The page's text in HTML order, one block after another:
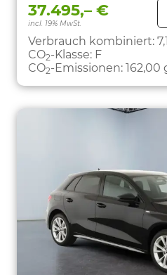
37.495,– €
incl. 19% MwSt.
Verbrauch kombiniert:
CO2-Klasse: F
CO2-Emissionen: 162,00